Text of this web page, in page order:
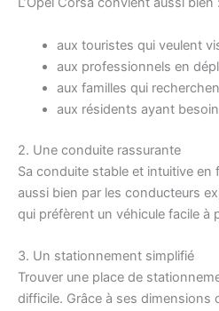
aux touristes qui veulent
aux professionnels en
aux familles qui
aux résidents ayant
2. Une conduite rassurante
Sa conduite stable et intuitive en
aussi bien par les conducteurs
qui préfèrent un véhicule facile à
3. Un stationnement simplifié
Trouver une place de
difficile. Grâce à ses dimensions